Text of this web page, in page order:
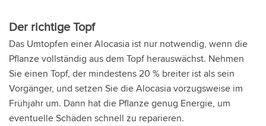
Der richtige Topf
Das Umtopfen einer Alocasia ist nur notwendig, wenn die
Pflanze vollständig aus dem Topf herauswächst. Nehmen
Sie einen Topf, der mindestens 20 % breiter ist als sein
Vorgänger, und setzen Sie die Alocasia vorzugsweise im
Frühjahr um. Dann hat die Pflanze genug Energie, um
eventuelle Schäden schnell zu reparieren.